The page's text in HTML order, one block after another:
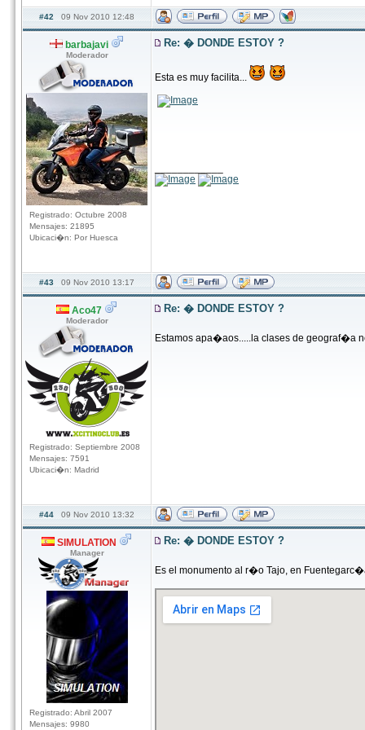
#42 09 Nov 2010 12:48
barbajavi
Moderador
Registrado: Octubre 2008
Mensajes: 21895
Ubicaci�n: Por Huesca
Re: � DONDE ESTOY ?
Esta es muy facilita...
#43 09 Nov 2010 13:17
Aco47
Moderador
Registrado: Septiembre 2008
Mensajes: 7591
Ubicaci�n: Madrid
Re: � DONDE ESTOY ?
Estamos apa�aos.....la clases de geograf�a
#44 09 Nov 2010 13:32
SIMULATION
Manager
Registrado: Abril 2007
Mensajes: 9980
Re: � DONDE ESTOY ?
Es el monumento al r�o Tajo, en